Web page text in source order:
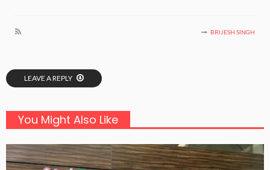
BRIJESH SINGH
LEAVE A REPLY
You Might Also Like